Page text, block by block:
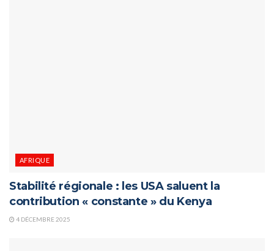
AFRIQUE
Stabilité régionale : les USA saluent la
contribution « constante » du Kenya
4 DÉCEMBRE 2025